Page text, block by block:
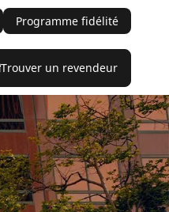
Programme fidélité
Trouver un revendeur